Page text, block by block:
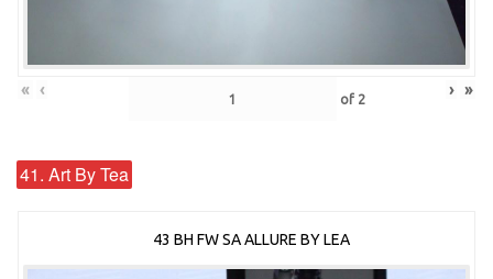
« ‹ of 2 › »
41. Art By Tea
43 BH FW SA ALLURE BY LEA